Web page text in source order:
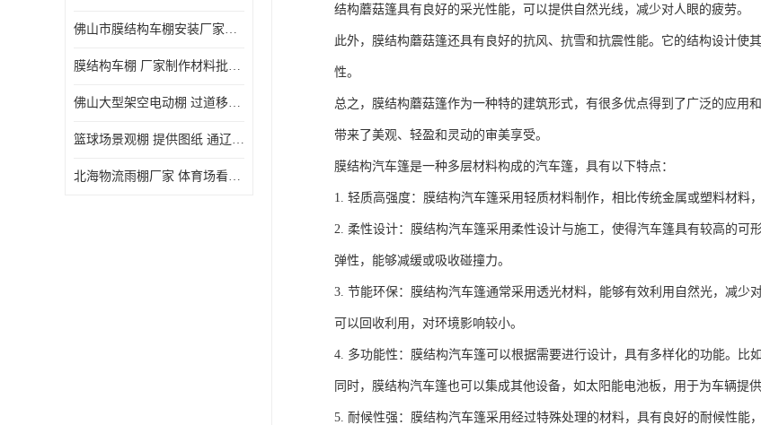
佛山市膜结构车棚安装厂家发货安装
膜结构车棚 厂家制作材料批发安装一体式工厂
佛山大型架空电动棚 过道移动雨蓬 屋轨道悬空棚免费测量
篮球场景观棚 提供图纸 通辽膜结构厂家
北海物流雨棚厂家 体育场看台雨棚 价格优惠
结构蘑菇篷具有良好的采光性能，可以提供自然光线，减少对人眼的疲劳。
此外，膜结构蘑菇篷还具有良好的抗风、抗雪和抗震性能。它的结构设计使
性。
总之，膜结构蘑菇篷作为一种特的建筑形式，有很多优点得到了广泛的应用
带来了美观、轻盈和灵动的审美享受。
膜结构汽车篷是一种多层材料构成的汽车篷，具有以下特点：
1. 轻质高强度：膜结构汽车篷采用轻质材料制作，相比传统金属或塑料材料
2. 柔性设计：膜结构汽车篷采用柔性设计与施工，使得汽车篷具有较高的可
弹性，能够减缓或吸收碰撞力。
3. 节能环保：膜结构汽车篷通常采用透光材料，能够有效利用自然光，减少
可以回收利用，对环境影响较小。
4. 多功能性：膜结构汽车篷可以根据需要进行设计，具有多样化的功能。比
同时，膜结构汽车篷也可以集成其他设备，如太阳能电池板，用于为车辆提供
5. 耐候性强：膜结构汽车篷采用经过特殊处理的材料，具有良好的耐候性能